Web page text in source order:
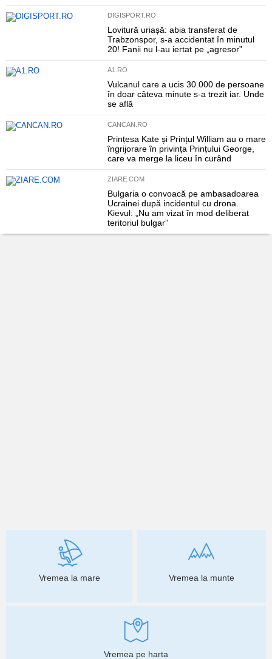
DIGISPORT.RO
Lovitură uriașă: abia transferat de
Trabzonspor, s-a accidentat în minutul
20! Fanii nu l-au iertat pe „agresor”
A1.RO
Vulcanul care a ucis 30.000 de persoane
în doar câteva minute s-a trezit iar. Unde
se află
CANCAN.RO
Prințesa Kate și Prințul William au o mare
îngrijorare în privința Prințului George,
care va merge la liceu în curând
ZIARE.COM
Bulgaria o convoacă pe ambasadoarea
Ucrainei după incidentul cu drona.
Kievul: „Nu am vizat în mod deliberat
teritoriul bulgar”
Vremea la mare Vremea la munte
Vremea pe harta